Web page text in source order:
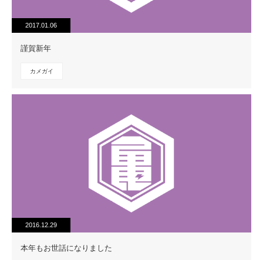
2017.01.06
謹賀新年
カメガイ
2016.12.29
本年もお世話になりました